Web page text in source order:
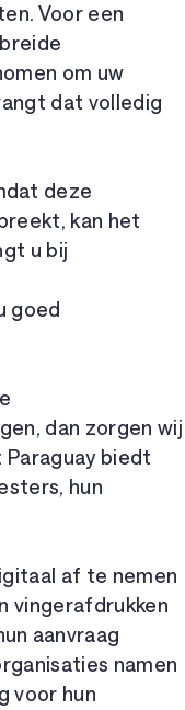
Voor een
om uw
dat volledig
deze
kan het
u bij
goed
dan zorgen wij
biedt
hun
af te nemen
vingerafdrukken
aanvraag
namen
voor hun